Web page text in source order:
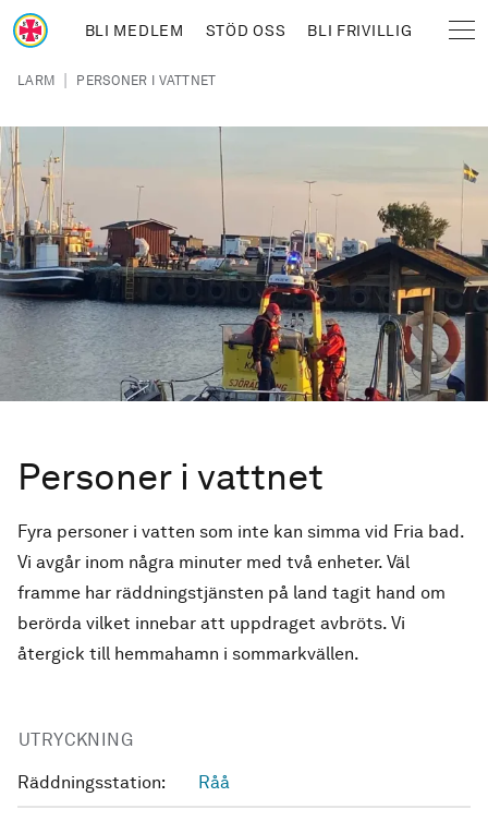
Hoppa till huvudinnehåll
BLI MEDLEM STÖD OSS BLI FRIVILLIG
Länkstig
LARM | PERSONER I VATTNET
Personer i vattnet
Fyra personer i vatten som inte kan simma vid Fria bad.
Vi avgår inom några minuter med två enheter. Väl
framme har räddningstjänsten på land tagit hand om
berörda vilket innebar att uppdraget avbröts. Vi
återgick till hemmahamn i sommarkvällen.
UTRYCKNING
Räddningsstation: Råå